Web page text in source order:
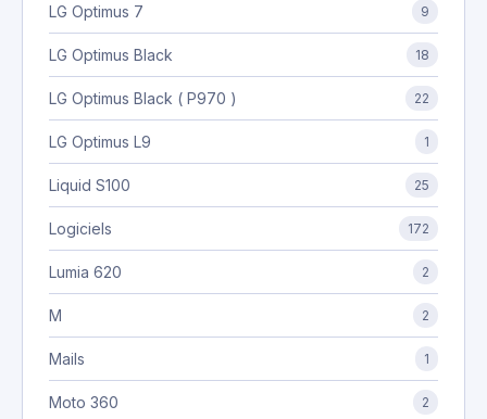
LG Optimus 7 9
LG Optimus Black 18
LG Optimus Black ( P970 ) 22
LG Optimus L9 1
Liquid S100 25
Logiciels 172
Lumia 620 2
M 2
Mails 1
Moto 360 2